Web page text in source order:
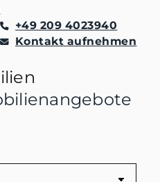
+49 209 4023940
Kontakt aufnehmen